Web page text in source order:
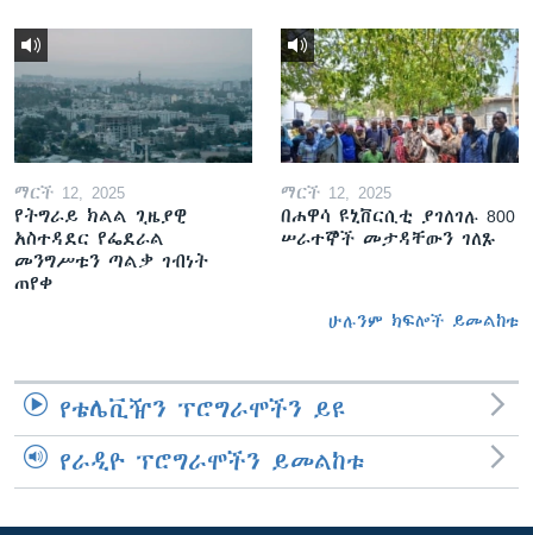
ማርች 12, 2025
የትግራይ ክልል ጊዜያዊ
አስተዳደር የፌደራል
መንግሥቱን ጣልቃ ገብነት
ጠየቀ
ማርች 12, 2025
በሐዋሳ ዩኒቨርሲቲ ያገለገሉ 800
ሠራተኞች መታዳቸውን ገለጹ
ሁሉንም ክፍሎች ይመልከቱ
የቴሌቪዥን ፕሮግራሞችን ይዩ
የራዲዮ ፕሮግራሞችን ይመልከቱ